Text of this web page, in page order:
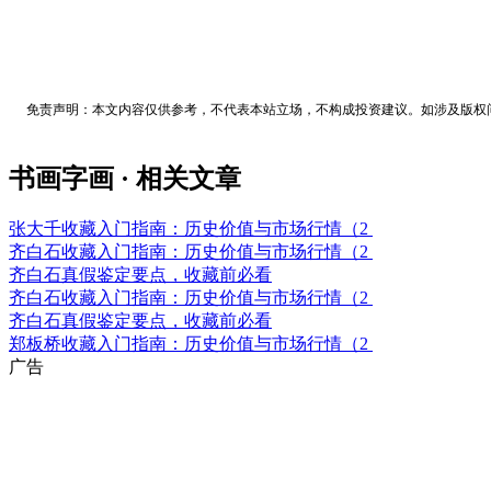
免责声明：本文内容仅供参考，不代表本站立场，不构成投资建议。如涉及版权
书画字画 · 相关文章
张大千收藏入门指南：历史价值与市场行情（2
齐白石收藏入门指南：历史价值与市场行情（2
齐白石真假鉴定要点，收藏前必看
齐白石收藏入门指南：历史价值与市场行情（2
齐白石真假鉴定要点，收藏前必看
郑板桥收藏入门指南：历史价值与市场行情（2
广告